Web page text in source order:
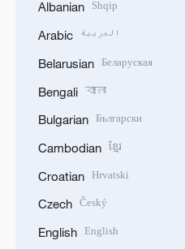
Albanian Shqip
Arabic العربية
Belarusian Беларуская
Bengali বাংলা
Bulgarian Български
Cambodian ខ្មែរ
Croatian Hrvatski
Czech Český
English English